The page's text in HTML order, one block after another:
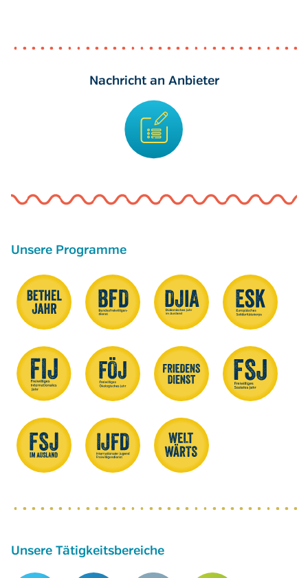
Nachricht an Anbieter
Unsere Programme
Unsere Tätigkeitsbereiche